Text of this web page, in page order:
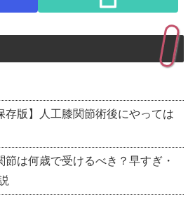
版】人工膝関節術後にやっては
は何歳で受けるべき？早すぎ・